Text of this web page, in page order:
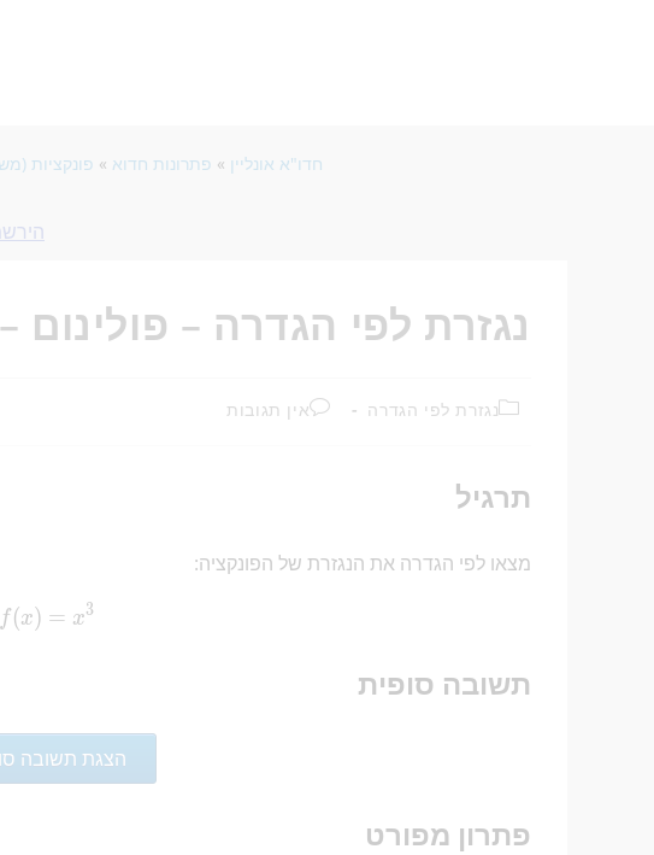
חדו"א אונליין » פתרונות חדוא » פונקציות
הירשמו
נגזרת לפי הגדרה – פולינום –
נגזרת לפי הגדרה אין תגובות
תרגיל
מצאו לפי הגדרה את הנגזרת של הפונקציה:
f(x)=x^3
f (x) = x3
תשובה סופית
הצגת תשובה
פתרון מפורט